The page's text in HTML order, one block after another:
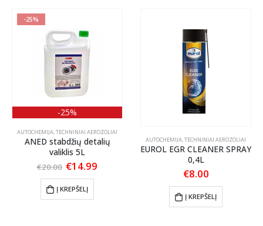
-25%
-25%
AUTOCHEMIJA,TECHNINIAI AEROZOLIAI
ANED stabdžių detalių
valiklis 5L
€20.00 Original
price
was:
€20.00.
€14.99
Į KREPŠELĮ
AUTOCHEMIJA,TECHNINIAI AEROZOLIAI
EUROL EGR CLEANER SPRAY
0,4L
€8.00
Į KREPŠELĮ